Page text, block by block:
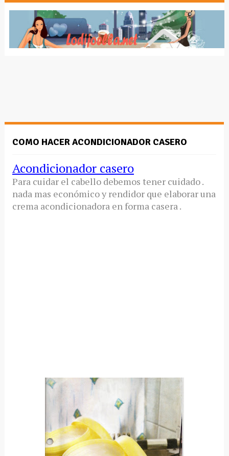
COMO HACER ACONDICIONADOR CASERO
Acondicionador casero
Para cuidar el cabello debemos tener cuidado .
nada mas económico y rendidor que elaborar una
crema acondicionadora en forma casera .